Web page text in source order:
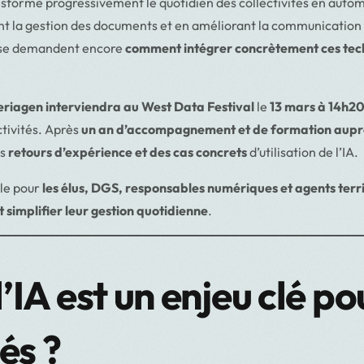
la gestion des documents et en améliorant la
demandent encore comment intégrer concrètement ces
interviendra au West Data Festival le 13 mars à
Aprèsun an d’accompagnement et de formation
retours d’expérience et des cas concretsd’utilisation de l’IA.
pourles élus, DGS, responsables numériques et agents
simplifier leur gestion quotidienne.
est un enjeu clé
?